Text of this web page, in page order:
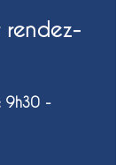
rendez-
9h30 -